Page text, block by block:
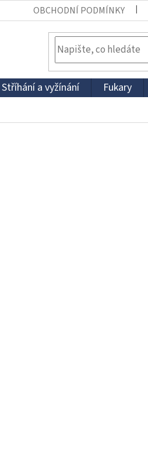
OBCHODNÍ PODMÍNKY
Stříhání a vyžínání Fukary